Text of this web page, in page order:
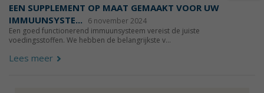
EEN SUPPLEMENT OP MAAT GEMAAKT VOOR UW
IMMUUNSYSTE...
6 november 2024
Een goed functionerend immuunsysteem vereist de juiste
voedingsstoffen. We hebben de belangrijkste v...
Lees meer